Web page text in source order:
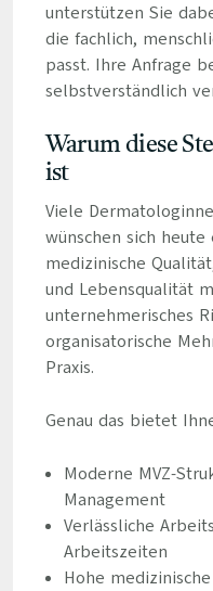
unterstützen Sie
die fachlich,
passt. Ihre Anfrage
selbstverständlich
Warum diese
ist
Viele
wünschen sich
medizinische
und Lebensqualität
unternehmerisches
organisatorische
Praxis.
Genau das bietet
Moderne MVZ-
Management
Verlässliche
Arbeitszeiten
Hohe